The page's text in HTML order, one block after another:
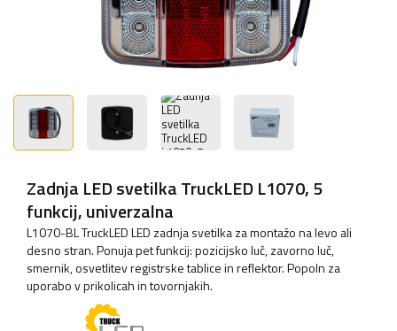
Zadnja LED svetilka TruckLED L1070, 5
funkcij, univerzalna
L1070-BL TruckLED LED zadnja svetilka za montažo na levo ali
desno stran. Ponuja pet funkcij: pozicijsko luč, zavorno luč,
smernik, osvetlitev registrske tablice in reflektor. Popoln za
uporabo v prikolicah in tovornjakih.